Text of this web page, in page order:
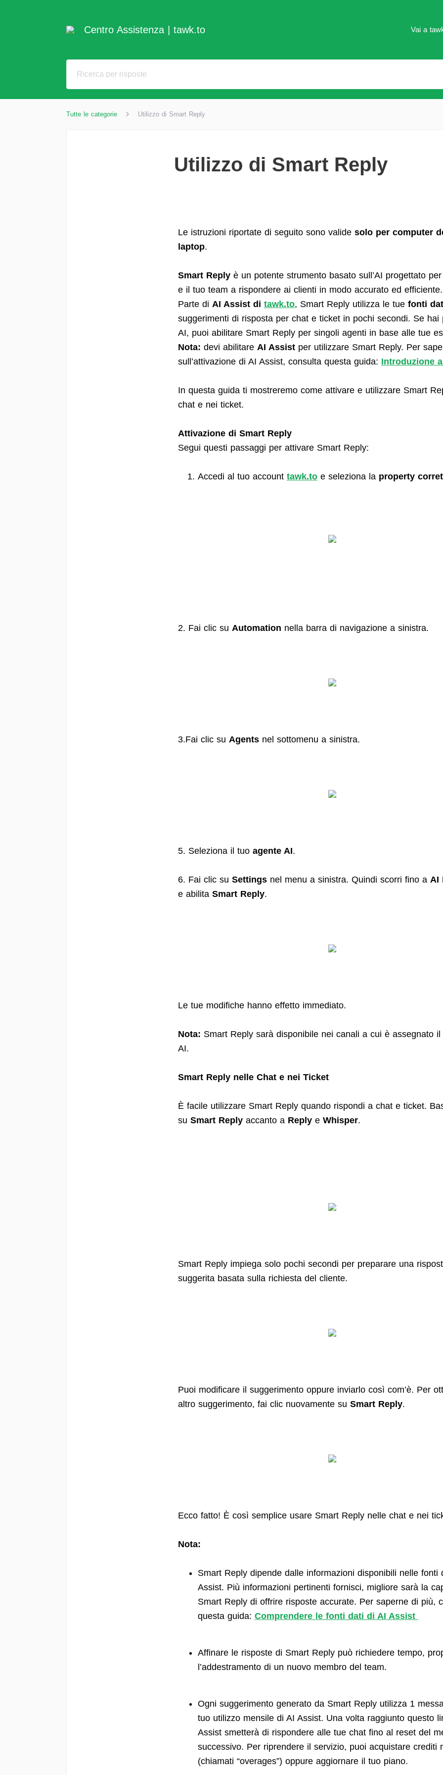
Centro Assistenza | tawk.to Vai a
Tutte le categorie Utilizzo di Smart Reply
Utilizzo di Smart Reply
Le istruzioni riportate di seguito sono valide solo per computer
laptop.
Smart Reply è un potente strumento basato sull’AI progettato
e il tuo team a rispondere ai clienti in modo accurato ed efficiente.
Parte di AI Assist di tawk.to, Smart Reply utilizza le tue fonti
suggerimenti di risposta per chat e ticket in pochi secondi. Se hai
AI, puoi abilitare Smart Reply per singoli agenti in base alle tue
Nota: devi abilitare AI Assist per utilizzare Smart Reply. Per
sull’attivazione di AI Assist, consulta questa guida: Introduzione
In questa guida ti mostreremo come attivare e utilizzare Smart
chat e nei ticket.
Attivazione di Smart Reply
Segui questi passaggi per attivare Smart Reply:
Accedi al tuo account tawk.to e seleziona la property
2. Fai clic su Automation nella barra di navigazione a sinistra.
3.Fai clic su Agents nel sottomenu a sinistra.
5. Seleziona il tuo agente AI.
6. Fai clic su Settings nel menu a sinistra. Quindi scorri fino a AI
e abilita Smart Reply.
Le tue modifiche hanno effetto immediato.
Nota: Smart Reply sarà disponibile nei canali a cui è assegnato
AI.
Smart Reply nelle Chat e nei Ticket
È facile utilizzare Smart Reply quando rispondi a chat e ticket.
su Smart Reply accanto a Reply e Whisper.
Smart Reply impiega solo pochi secondi per preparare una
suggerita basata sulla richiesta del cliente.
Puoi modificare il suggerimento oppure inviarlo così com’è. Per
altro suggerimento, fai clic nuovamente su Smart Reply.
Ecco fatto! È così semplice usare Smart Reply nelle chat e nei
Nota:
Smart Reply dipende dalle informazioni disponibili nelle fonti
Assist. Più informazioni pertinenti fornisci, migliore sarà la
Smart Reply di offrire risposte accurate. Per saperne di più,
questa guida: Comprendere le fonti dati di AI Assist
Affinare le risposte di Smart Reply può richiedere tempo,
l’addestramento di un nuovo membro del team.
Ogni suggerimento generato da Smart Reply utilizza 1
tuo utilizzo mensile di AI Assist. Una volta raggiunto questo
Assist smetterà di rispondere alle tue chat fino al reset del
successivo. Per riprendere il servizio, puoi acquistare crediti
(chiamati “overages”) oppure aggiornare il tuo piano.